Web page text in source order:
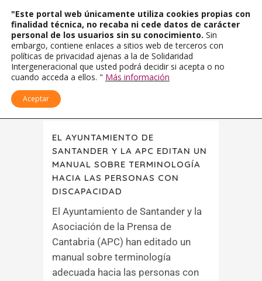
EL AYUNTAMIENTO DE
SANTANDER Y LA APC EDITAN UN
MANUAL SOBRE TERMINOLOGÍA
HACIA LAS PERSONAS CON
DISCAPACIDAD
El Ayuntamiento de Santander y la
Asociación de la Prensa de
Cantabria (APC) han editado un
manual sobre terminología
adecuada hacia las personas con
"Este portal web únicamente utiliza cookies propias con
finalidad técnica, no recaba ni cede datos de carácter
personal de los usuarios sin su conocimiento. Sin
embargo, contiene enlaces a sitios web de terceros con
políticas de privacidad ajenas a la de Solidaridad
Intergeneracional que usted podrá decidir si acepta o no
cuando acceda a ellos. " Más información
Aceptar